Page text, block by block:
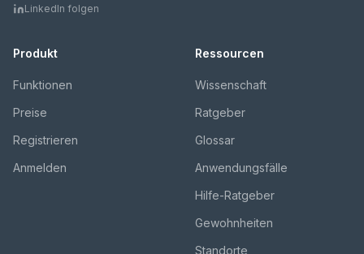
LinkedIn folgen
Produkt
Funktionen
Preise
Registrieren
Anmelden
Ressourcen
Wissenschaft
Ratgeber
Glossar
Anwendungsfälle
Hilfe-Ratgeber
Gewohnheiten
Standorte